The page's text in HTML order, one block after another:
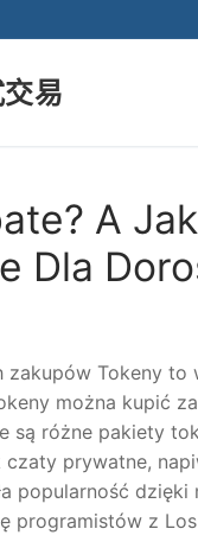
易
A
Dla
zakupów Tokeny
można kupić
są różne pakiety
prywatne,
popularność
programistów z